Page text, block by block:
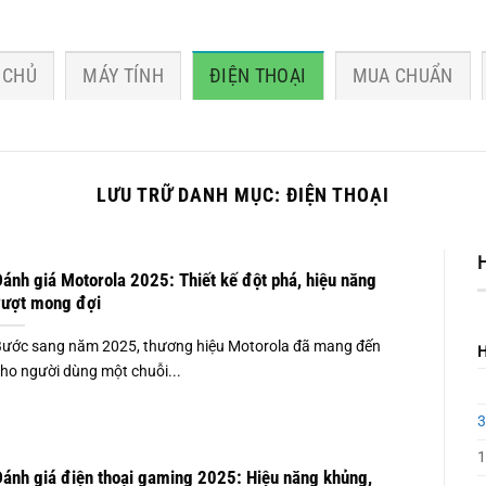
MÁY TÍNH ĐIỆN THOẠI MUA CHUẨN
LƯU TRỮ DANH MỤC: ĐIỆN THOẠI
giá Motorola 2025: Thiết kế đột phá, hiệu năng
mong đợi
sang năm 2025, thương hiệu Motorola đã mang đến
người dùng một chuỗi...
giá điện thoại gaming 2025: Hiệu năng khủng,
3